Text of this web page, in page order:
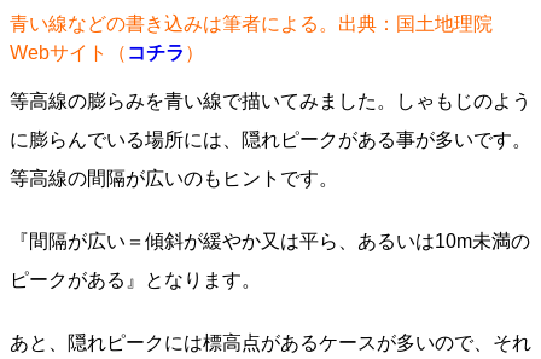
青い線などの書き込みは筆者による。出典：国土地理院
Webサイト（ コチラ ）
等高線の膨らみを青い線で描いてみました。しゃもじのよう
に膨らんでいる場所には、隠れピークがある事が多いです。
等高線の間隔が広いのもヒントです。
『間隔が広い＝傾斜が緩やか又は平ら、あるいは10m未満の
ピークがある』となります。
あと、隠れピークには標高点があるケースが多いので、それ